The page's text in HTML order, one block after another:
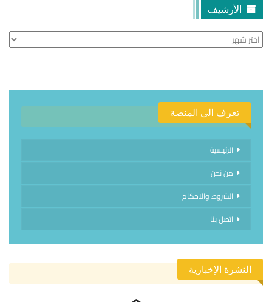
الأرشيف
الأرشيف
تعرف الى المنصة
الرئيسية
من نحن
الشروط والاحكام
اتصل بنا
النشرة الإخبارية